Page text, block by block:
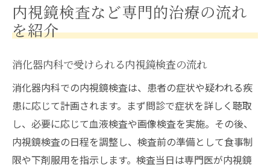
内視鏡検査など専門的治療の流れ
を紹介
消化器内科で受けられる内視鏡検査の流れ
消化器内科での内視鏡検査は、患者の症状や疑われる疾
患に応じて計画されます。まず問診で症状を詳しく聴取
し、必要に応じて血液検査や画像検査を実施。その後、
内視鏡検査の日程を調整し、検査前の準備として食事制
限や下剤服用を指示します。検査当日は専門医が内視鏡